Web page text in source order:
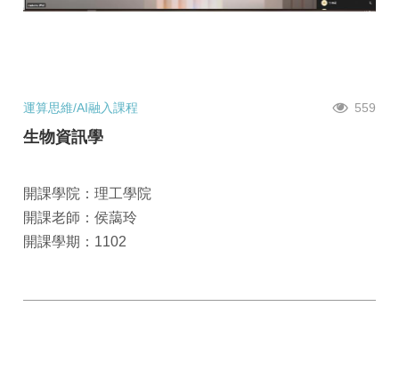
運算思維/AI融入課程 559
生物資訊學
開課學院：理工學院
開課老師：侯藹玲
開課學期：1102